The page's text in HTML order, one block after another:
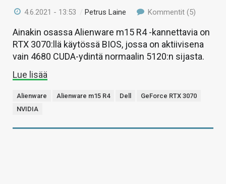
4.6.2021 - 13:53 /Petrus Laine Kommentit (5)
Ainakin osassa Alienware m15 R4 -kannettavia on
RTX 3070:llä käytössä BIOS, jossa on aktiivisena
vain 4680 CUDA-ydintä normaalin 5120:n sijasta.
Lue lisää
Alienware Alienware m15 R4 Dell
GeForce RTX 3070
NVIDIA